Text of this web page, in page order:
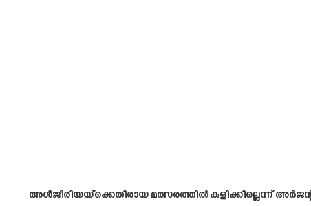
അൾജീരിയയ്‌ക്കെതിരായ മത്സരത്തിൽ കളിക്കില്ലെന്ന്